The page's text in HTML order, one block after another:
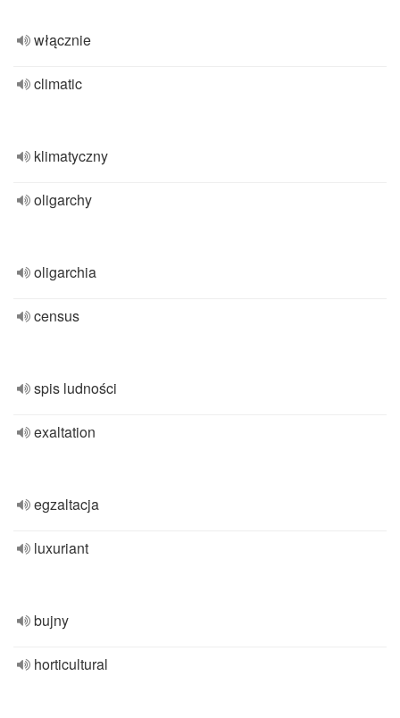
włącznie
climatic
klimatyczny
oligarchy
oligarchia
census
spis ludności
exaltation
egzaltacja
luxuriant
bujny
horticultural